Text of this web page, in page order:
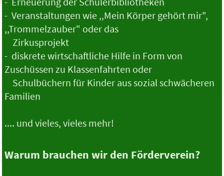
- Veranstaltungen wie ,,Mein Körper gehört mir",
,,Trommelzauber" oder das
Zirkusprojekt
- diskrete wirtschaftliche Hilfe in Form von
Zuschüssen zu Klassenfahrten oder
Schulbüchern für Kinder aus sozial schwächeren
Familien
.... und vieles, vieles mehr!
Warum brauchen wir den Förderverein?